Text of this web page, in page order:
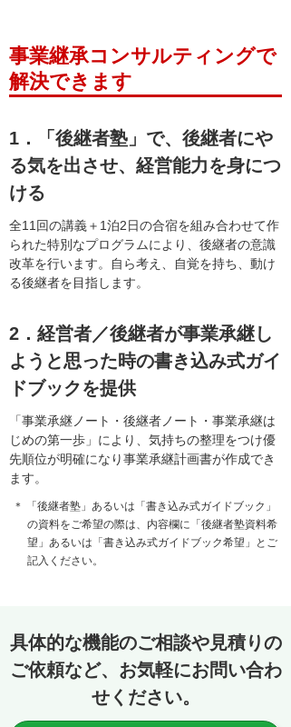
事業継承コンサルティングで
解決できます
1．「後継者塾」で、後継者にや
る気を出させ、経営能力を身につ
ける
全11回の講義＋1泊2日の合宿を組み合わせて作
られた特別なプログラムにより、後継者の意識
改革を行います。自ら考え、自覚を持ち、動け
る後継者を目指します。
2．経営者／後継者が事業承継し
ようと思った時の書き込み式ガイ
ドブックを提供
「事業承継ノート・後継者ノート・事業承継は
じめの第一歩」により、気持ちの整理をつけ優
先順位が明確になり事業承継計画書が作成でき
ます。
＊ 「後継者塾」あるいは「書き込み式ガイドブック」
の資料をご希望の際は、内容欄に「後継者塾資料希
望」あるいは「書き込み式ガイドブック希望」とご
記入ください。
具体的な機能のご相談や見積りの
ご依頼など、お気軽にお問い合わ
せください。